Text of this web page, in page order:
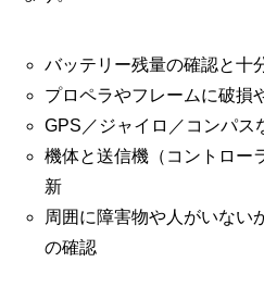
バッテリー残量の確認と十
プロペラやフレームに破損
GPS／ジャイロ／コンパス
機体と送信機（コントロー
新
周囲に障害物や人がいない
の確認